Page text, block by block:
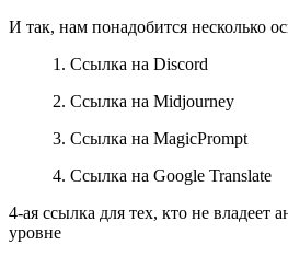
И так, нам понадобится несколько
1. Ссылка на Discord
2. Ссылка на Midjourney
3. Ссылка на MagicPrompt
4. Ссылка на Google Translate
4-ая ссылка для тех, кто не владеет
уровне